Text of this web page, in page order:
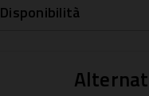
Disponibilità